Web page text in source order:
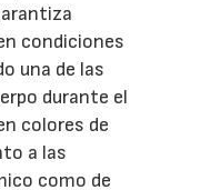
condiciones
una de las
durante el
colores de
a las
como de